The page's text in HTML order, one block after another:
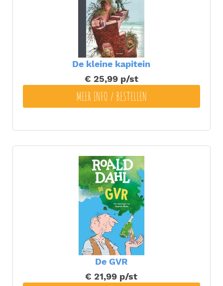
De kleine kapitein
€ 25,99 p/st
MEER INFO / BESTELLEN
De GVR
€ 21,99 p/st